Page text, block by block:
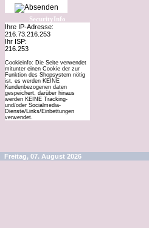
SecurityInfo
Ihre IP-Adresse:
216.73.216.253
Ihr ISP:
216.253
Cookieinfo: Die Seite verwendet
mitunter einen Cookie der zur
Funktion des Shopsystem nötig
ist, es werden KEINE
Kundenbezogenen daten
gespeichert, darüber hinaus
werden KEINE Tracking-
und/oder Socialmedia-
Dienste/Links/Einbettungen
verwendet.
Freitag, 07. August 2026